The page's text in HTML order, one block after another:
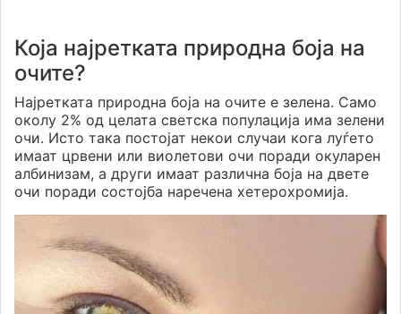
Која најретката природна боја на
очите?
Најретката природна боја на очите е зелена. Само
околу 2% од целата светска популација има зелени
очи. Исто така постојат некои случаи кога луѓето
имаат црвени или виолетови очи поради окуларен
албинизам, а други имаат различна боја на двете
очи поради состојба наречена хетерохромија.